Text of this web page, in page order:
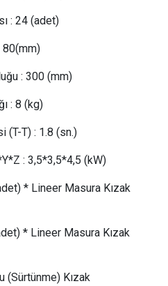
: 24 (adet)
80(mm)
: 300 (mm)
: 8 (kg)
(T-T) : 1.8 (sn.)
: 3,5*3,5*4,5 (kW)
* Lineer Masura Kızak
* Lineer Masura Kızak
(Sürtünme) Kızak